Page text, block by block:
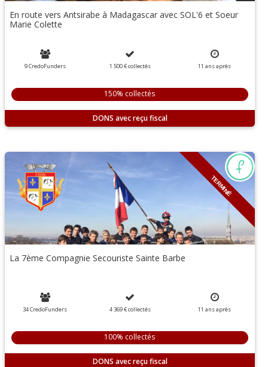
En route vers Antsirabe à Madagascar avec SOL'6 et Soeur
Marie Colette
9 CredoFunders 1 500 €collectés 11 ansaprès
150% collectés
DONS
TERMINÉ
La 7ème Compagnie Secouriste Sainte Barbe
34 CredoFunders 4 369 €collectés 11 ansaprès
100% collectés
DONS